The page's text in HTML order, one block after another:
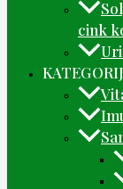
cink